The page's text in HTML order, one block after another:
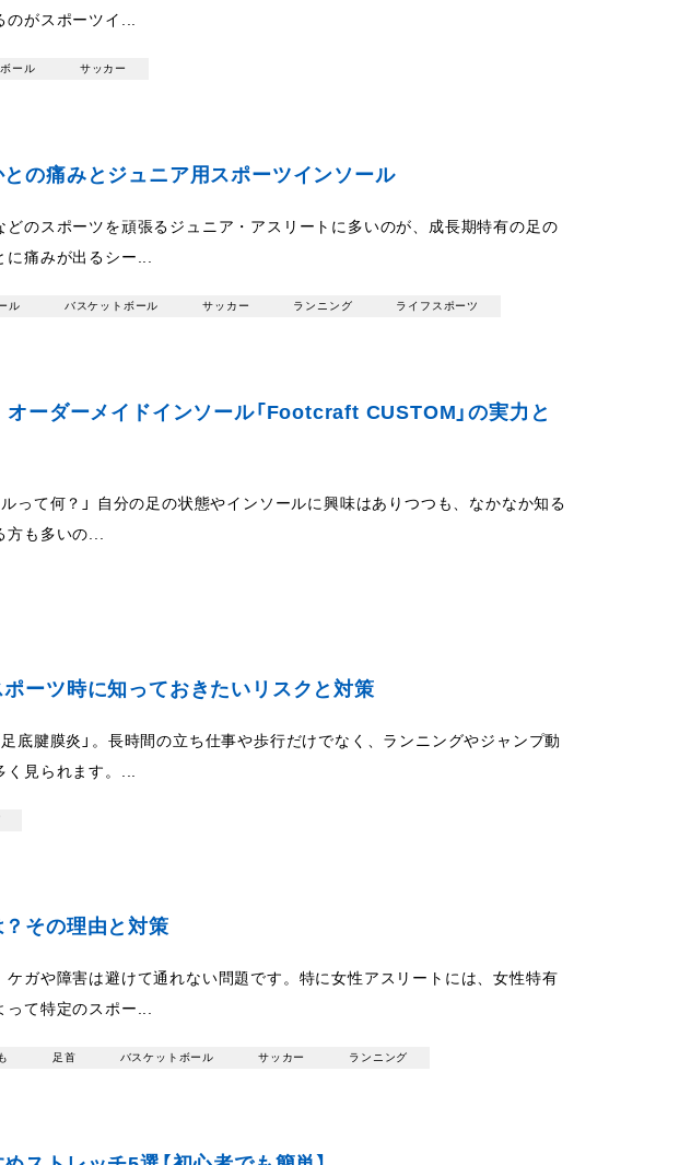
のがスポーツイ...
ール サッカー
の痛みとジュニア用スポーツインソール
のスポーツを頑張るジュニア・アスリートに多いのが、成長期特有の足の
に痛みが出るシー...
ル バスケットボール サッカー ランニング ライフスポーツ
オーダーメイドインソール「Footcraft CUSTOM」の実力と
って何？」 自分の足の状態やインソールに興味はありつつも、なかなか知る
方も多いの...
ーツ時に知っておきたいリスクと対策
底腱膜炎」。長時間の立ち仕事や歩行だけでなく、ランニングやジャンプ動
く見られます。...
その理由と対策
ケガや障害は避けて通れない問題です。特に女性アスリートには、女性特有
って特定のスポー...
足首 バスケットボール サッカー ランニング